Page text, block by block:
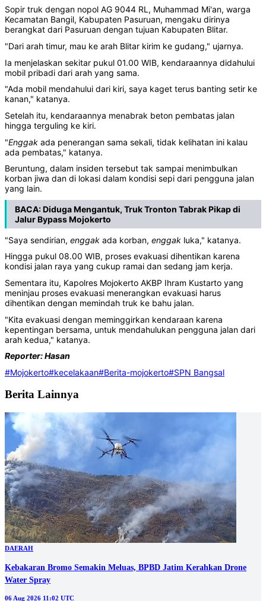
Sopir truk dengan nopol AG 9044 RL, Muhammad Mi'an, warga
Kecamatan Bangil, Kabupaten Pasuruan, mengaku dirinya
berangkat dari Pasuruan dengan tujuan Kabupaten Blitar.
"Dari arah timur, mau ke arah Blitar kirim ke gudang," ujarnya.
Ia menjelaskan sekitar pukul 01.00 WIB, kendaraannya didahului
mobil pribadi dari arah yang sama.
"Ada mobil mendahului dari kiri, saya kaget terus banting setir ke
kanan," katanya.
Setelah itu, kendaraannya menabrak beton pembatas jalan
hingga terguling ke kiri.
"Enggak ada penerangan sama sekali, tidak kelihatan ini kalau
ada pembatas," katanya.
Beruntung, dalam insiden tersebut tak sampai menimbulkan
korban jiwa dan di lokasi dalam kondisi sepi dari pengguna jalan
yang lain.
BACA:Diduga Mengantuk, Truk Tronton Tabrak Pikap di
Jalur Bypass Mojokerto
"Saya sendirian, enggak ada korban, enggak luka," katanya.
Hingga pukul 08.00 WIB, proses evakuasi dihentikan karena
kondisi jalan raya yang cukup ramai dan sedang jam kerja.
Sementara itu, Kapolres Mojokerto AKBP Ihram Kustarto yang
meninjau proses evakuasi menerangkan evakuasi harus
dihentikan dengan memindah truk ke bahu jalan.
"Kita evakuasi dengan meminggirkan kendaraan karena
kepentingan bersama, untuk mendahulukan pengguna jalan dari
arah kedua," katanya.
Reporter: Hasan
#Mojokerto#kecelakaan#Berita-mojokerto#SPN Bangsal
Berita Lainnya
DAERAH
Kebakaran Bromo Semakin Meluas, BPBD Jatim Kerahkan Drone
Water Spray
06 Aug 2026 11:02 UTC